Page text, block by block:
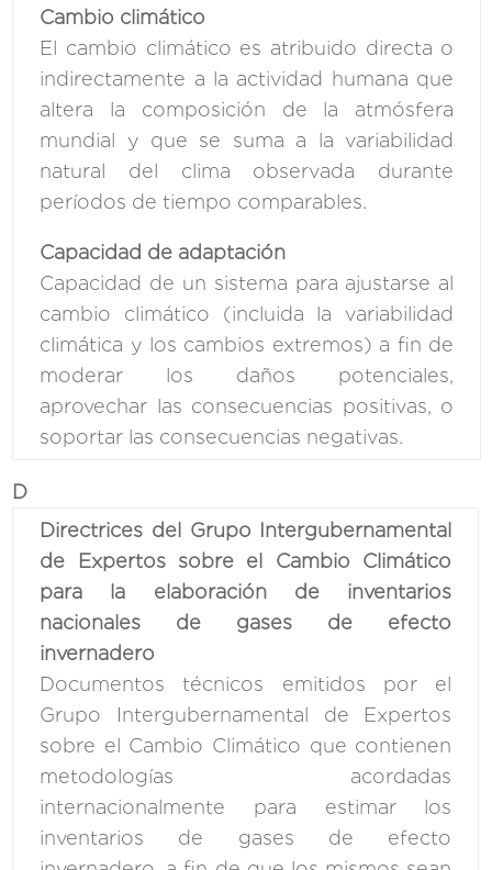
Cambio climático
El cambio climático es atribuido directa o
indirectamente a la actividad humana que
altera la composición de la atmósfera
mundial y que se suma a la variabilidad
natural del clima observada durante
períodos de tiempo comparables.
Capacidad de adaptación
Capacidad de un sistema para ajustarse al
cambio climático (incluida la variabilidad
climática y los cambios extremos) a fin de
moderar los daños potenciales,
aprovechar las consecuencias positivas, o
soportar las consecuencias negativas.
D
Directrices del Grupo Intergubernamental
de Expertos sobre el Cambio Climático
para la elaboración de inventarios
nacionales de gases de efecto
invernadero
Documentos técnicos emitidos por el
Grupo Intergubernamental de Expertos
sobre el Cambio Climático que contienen
metodologías acordadas
internacionalmente para estimar los
inventarios de gases de efecto